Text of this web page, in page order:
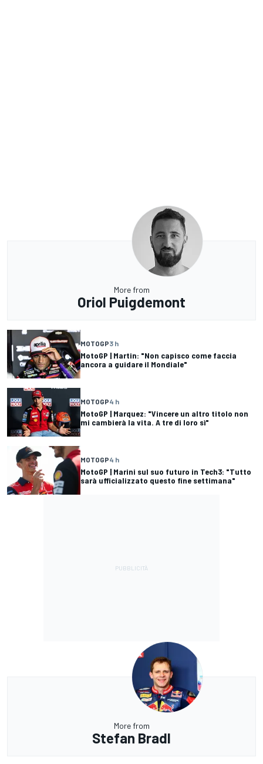
More from
Oriol Puigdemont
MOTOGP3 h
MotoGP | Martin: "Non capisco come faccia
ancora a guidare il Mondiale"
MOTOGP4 h
MotoGP | Marquez: "Vincere un altro titolo non
mi cambierà la vita. A tre di loro sì"
MOTOGP4 h
MotoGP | Marini sul suo futuro in Tech3: "Tutto
sarà ufficializzato questo fine settimana"
More from
Stefan Bradl